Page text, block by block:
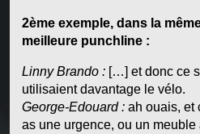
2ème exemple, dans la
meilleure punchline :
Linny Brando :[…] et donc ce
utilisaient davantage le vélo.
George-Edouard :ah ouais, et
as une urgence, ou un meuble